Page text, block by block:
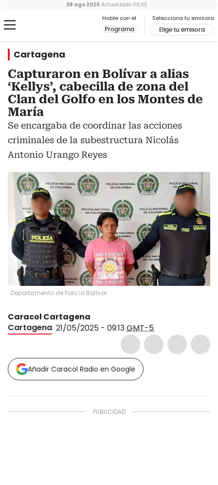
Hable con el
Programa
Selecciona tu emisora
Elige tu emisora
08 ago 2026 Actualizado 06:03
Cartagena
Capturaron en Bolívar a alias
‘Kellys’, cabecilla de zona del
Clan del Golfo en los Montes de
María
Se encargaba de coordinar las acciones
criminales de la subestructura Nicolás
Antonio Urango Reyes
Departamento de Policía Bolívar
Caracol Cartagena
Cartagena 21/05/2025 - 09:13GMT-5
Añadir Caracol Radio en Google